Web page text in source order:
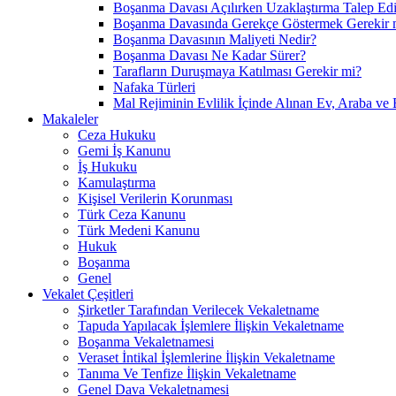
Boşanma Davası Açılırken Uzaklaştırma Talep
Boşanma Davasında Gerekçe Göstermek Gerekir
Boşanma Davasının Maliyeti Nedir?
Boşanma Davası Ne Kadar Sürer?
Tarafların Duruşmaya Katılması Gerekir mi?
Nafaka Türleri
Mal Rejiminin Evlilik İçinde Alınan Ev, Araba ve
Makaleler
Ceza Hukuku
Gemi İş Kanunu
İş Hukuku
Kamulaştırma
Kişisel Verilerin Korunması
Türk Ceza Kanunu
Türk Medeni Kanunu
Hukuk
Boşanma
Genel
Vekalet Çeşitleri
Şirketler Tarafından Verilecek Vekaletname
Tapuda Yapılacak İşlemlere İlişkin Vekaletname
Boşanma Vekaletnamesi
Veraset İntikal İşlemlerine İlişkin Vekaletname
Tanıma Ve Tenfize İlişkin Vekaletname
Genel Dava Vekaletnamesi